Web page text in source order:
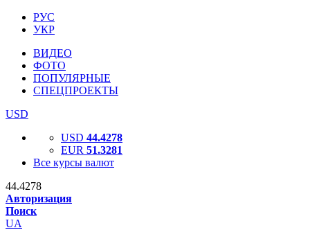
РУС
УКР
ВИДЕО
ФОТО
ПОПУЛЯРНЫЕ
СПЕЦПРОЕКТЫ
USD
USD 44.4278
EUR 51.3281
Все курсы валют
44.4278
Авторизация
Поиск
UA